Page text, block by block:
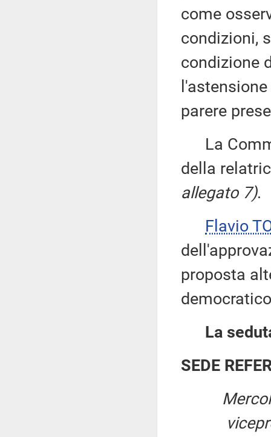
come
condizioni,
condizione
parere
La
della
allegato 7).
Flavio
proposta
La
SEDE